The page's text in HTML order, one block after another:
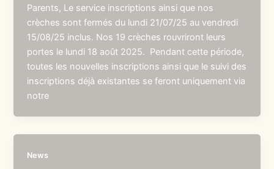
Parents, Le service inscriptions ainsi que nos
crèches sont fermés du lundi 21/07/25 au vendredi
15/08/25 inclus. Nos 19 crèches rouvriront leurs
portes le lundi 18 août 2025. Pendant cette période,
toutes les nouvelles inscriptions ainsi que le suivi des
inscriptions déjà existantes se feront uniquement via
notre
News